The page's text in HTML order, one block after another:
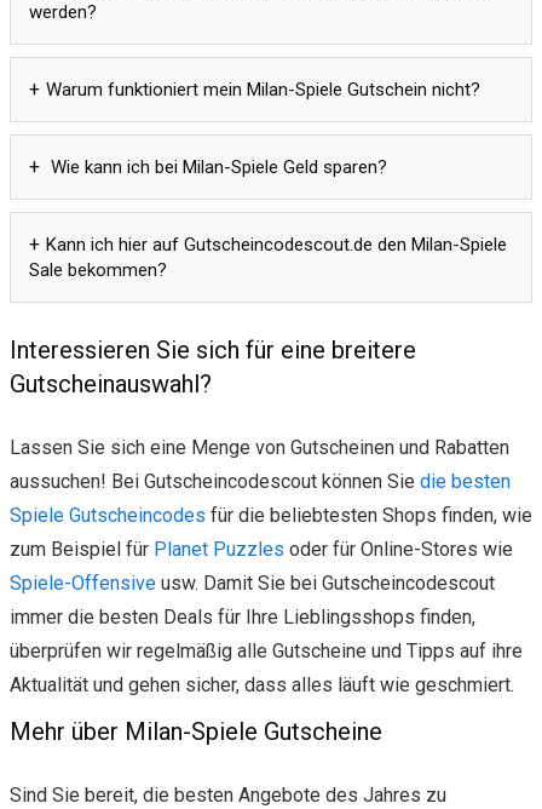
werden?
Warum funktioniert mein Milan-Spiele Gutschein nicht?
Wie kann ich bei Milan-Spiele Geld sparen?
Kann ich hier auf Gutscheincodescout.de den Milan-Spiele
Sale bekommen?
Interessieren Sie sich für eine breitere
Gutscheinauswahl?
Lassen Sie sich eine Menge von Gutscheinen und Rabatten
aussuchen! Bei Gutscheincodescout können Sie die besten
Spiele Gutscheincodes für die beliebtesten Shops finden, wie
zum Beispiel für Planet Puzzles oder für Online-Stores wie
Spiele-Offensive usw. Damit Sie bei Gutscheincodescout
immer die besten Deals für Ihre Lieblingsshops finden,
überprüfen wir regelmäßig alle Gutscheine und Tipps auf ihre
Aktualität und gehen sicher, dass alles läuft wie geschmiert.
Mehr über Milan-Spiele Gutscheine
Sind Sie bereit, die besten Angebote des Jahres zu